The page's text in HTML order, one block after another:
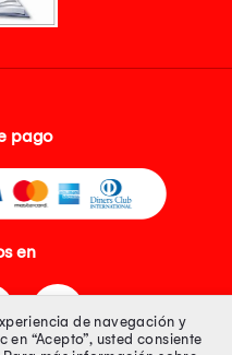
pago
en
de navegación y
“Acepto”, usted consiente